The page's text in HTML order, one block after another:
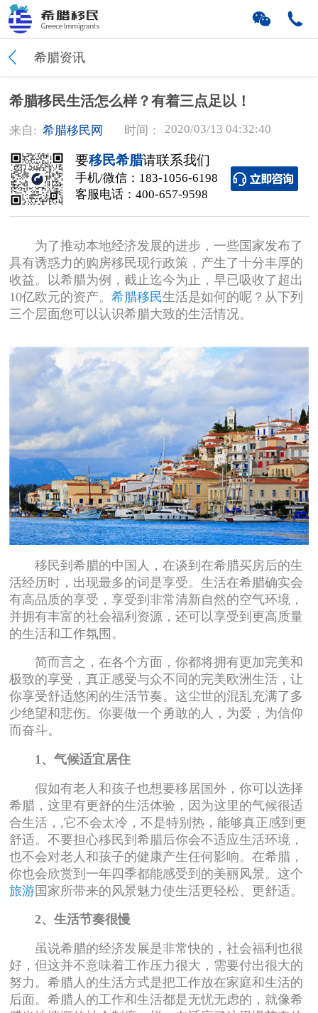
希腊资讯
希腊移民生活怎么样？有着三点足以！
来自: 希腊移民网 时间： 2020/03/13 04:32:40
要移民希腊请联系我们
手机/微信： 183-1056-6198
客服电话： 400-657-9598
为了推动本地经济发展的进步，一些国家发布了
具有诱惑力的购房移民现行政策，产生了十分丰厚的
收益。以希腊为例，截止迄今为止，早已吸收了超出
10亿欧元的资产。希腊移民生活是如何的呢？从下列
三个层面您可以认识希腊大致的生活情况。
移民到希腊的中国人，在谈到在希腊买房后的生
活经历时，出现最多的词是享受。生活在希腊确实会
有高品质的享受，享受到非常清新自然的空气环境，
并拥有丰富的社会福利资源，还可以享受到更高质量
的生活和工作氛围。
简而言之，在各个方面，你都将拥有更加完美和
极致的享受，真正感受与众不同的完美欧洲生活，让
你享受舒适悠闲的生活节奏。这尘世的混乱充满了多
少绝望和悲伤。你要做一个勇敢的人，为爱，为信仰
而奋斗。
1、气候适宜居住
假如有老人和孩子也想要移居国外，你可以选择
希腊，这里有更舒的生活体验，因为这里的气候很适
合生活，,它不会太冷，不是特别热，能够真正感到更
舒适。不要担心移民到希腊后你会不适应生活环境，
也不会对老人和孩子的健康产生任何影响。在希腊，
你也会欣赏到一年四季都能感受到的美丽风景。这个
旅游国家所带来的风景魅力使生活更轻松、更舒适。
2、生活节奏很慢
虽说希腊的经济发展是非常快的，社会福利也很
好，但这并不意味着工作压力很大，需要付出很大的
努力。希腊人的生活方式是把工作放在家庭和生活的
后面。希腊人的工作和生活都是无忧无虑的，就像希